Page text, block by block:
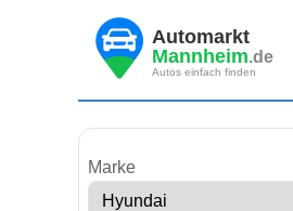
Automarkt
Mannheim.de
Autos einfach finden
Marke